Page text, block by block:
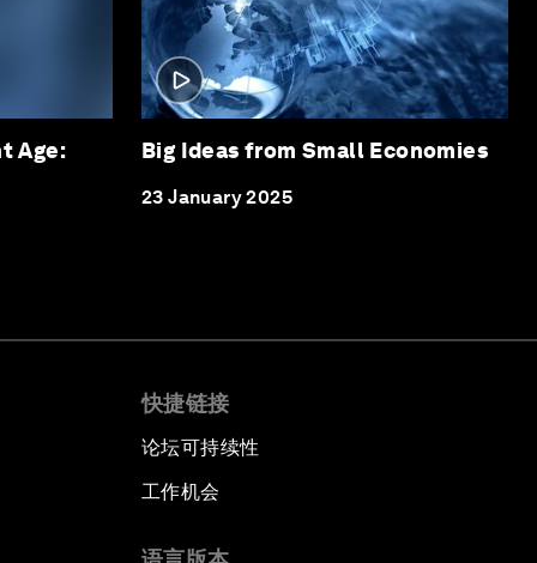
Age: Big Ideas from Small Economies
23 January 2025
快捷链接
论坛可持续性
工作机会